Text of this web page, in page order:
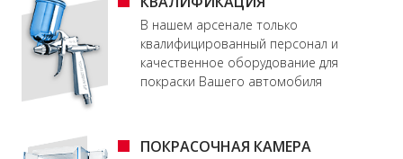
В нашем арсенале только
квалифицированный персонал и
качественное оборудование для
покраски Вашего автомобиля
ПОКРАСОЧНАЯ КАМЕРА